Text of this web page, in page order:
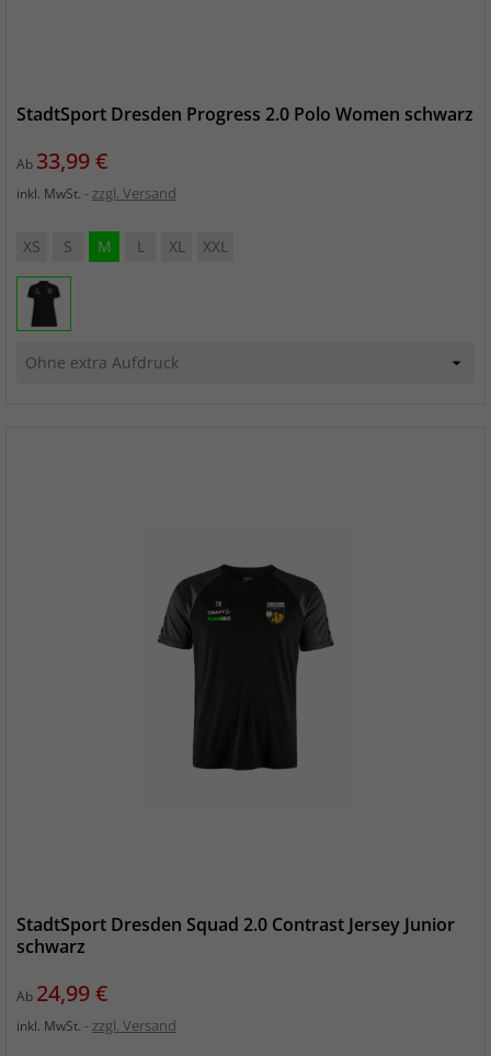
StadtSport Dresden Progress 2.0 Polo Women schwarz
Ab Preis
33,99 €
inkl. MwSt. zzgl. Versand
XS S M L XL XXL
StadtSport Dresden Squad 2.0 Contrast Jersey Junior
schwarz
Ab Preis
24,99 €
inkl. MwSt. zzgl. Versand